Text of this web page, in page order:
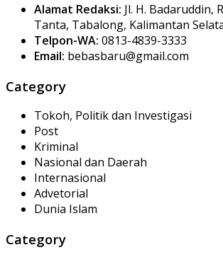
Alamat Redaksi: Jl. H. Badaruddin,
Tanta, Tabalong, Kalimantan
Telpon-WA: 0813-4839-3333
Email: bebasbaru@gmail.com
Category
Tokoh, Politik dan Investigasi
Post
Kriminal
Nasional dan Daerah
Internasional
Advetorial
Dunia Islam
Category